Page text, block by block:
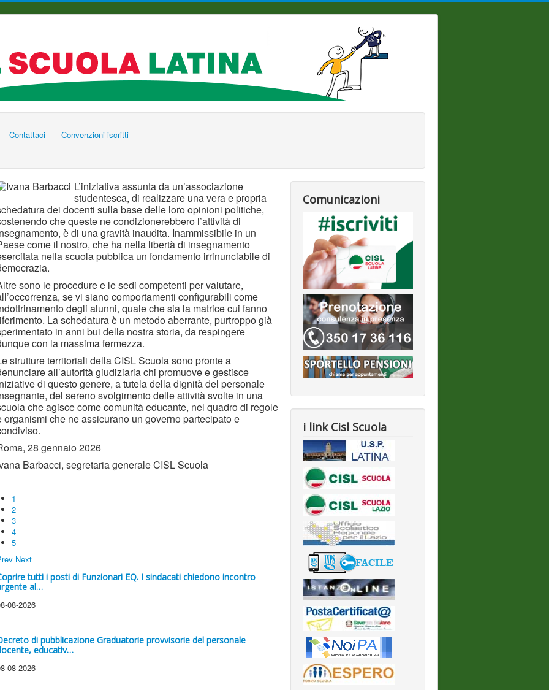
Contattaci Convenzioni iscritti
L’iniziativa assunta da un’associazione
studentesca, di realizzare una vera e propria
dei docenti sulla base delle loro opinioni politiche,
che queste ne condizionerebbero l’attività di
è di una gravità inaudita. Inammissibile in un
come il nostro, che ha nella libertà di insegnamento
nella scuola pubblica un fondamento irrinunciabile di
sono le procedure e le sedi competenti per valutare,
se vi siano comportamenti configurabili come
degli alunni, quale che sia la matrice cui fanno
La schedatura è un metodo aberrante, purtroppo già
in anni bui della nostra storia, da respingere
con la massima fermezza.
strutture territoriali della CISL Scuola sono pronte a
all’autorità giudiziaria chi promuove e gestisce
di questo genere, a tutela della dignità del personale
del sereno svolgimento delle attività svolte in una
che agisce come comunità educante, nel quadro di regole
organismi che ne assicurano un governo partecipato e
28 gennaio 2026
Barbacci, segretaria generale CISL Scuola
1
2
3
4
5
Next
tutti i posti di Funzionari EQ. I sindacati chiedono incontro
al…
08-2026
di pubblicazione Graduatorie provvisorie del personale
educativ…
08-2026
Comunicazioni
i link Cisl Scuola